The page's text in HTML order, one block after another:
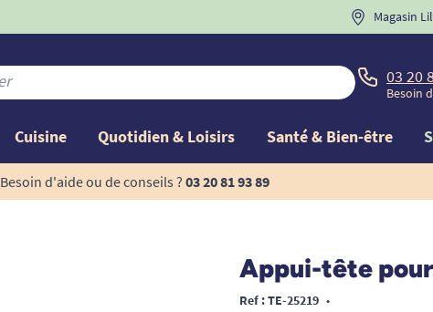
BIENVENUE"
Magasin
03 20
Besoin
Cuisine Quotidien & Loisirs Santé & Bien-être
Besoin d'aide ou de conseils ? 03 20 81 93 89
Appui-tête
Ref : TE-25219 •